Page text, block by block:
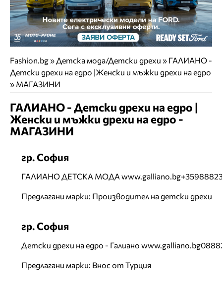
Fashion.bg»Детска мода/Детски дрехи » ГАЛИАНО -
Детски дрехи на едро |Женски и мъжки дрехи на едро
» МАГАЗИНИ
ГАЛИАНО - Детски дрехи на едро |
Женски и мъжки дрехи на едро -
МАГАЗИНИ
гр. София
ГАЛИАНО ДЕТСКА МОДА
Предлагани марки: Производител на детски дрехи
гр. София
Детски дрехи на едро - Галиано
Предлагани марки: Внос от Турция